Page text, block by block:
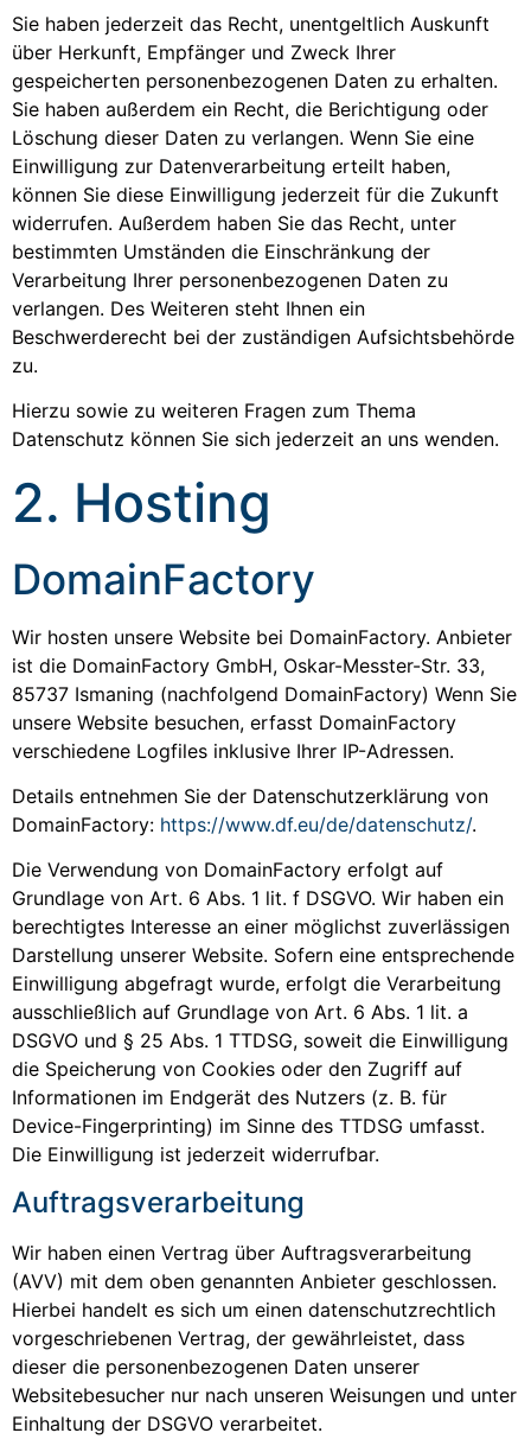
Sie haben jederzeit das Recht, unentgeltlich Auskunft
über Herkunft, Empfänger und Zweck Ihrer
gespeicherten personenbezogenen Daten zu erhalten.
Sie haben außerdem ein Recht, die Berichtigung oder
Löschung dieser Daten zu verlangen. Wenn Sie eine
Einwilligung zur Datenverarbeitung erteilt haben,
können Sie diese Einwilligung jederzeit für die Zukunft
widerrufen. Außerdem haben Sie das Recht, unter
bestimmten Umständen die Einschränkung der
Verarbeitung Ihrer personenbezogenen Daten zu
verlangen. Des Weiteren steht Ihnen ein
Beschwerderecht bei der zuständigen Aufsichtsbehörde
zu.
Hierzu sowie zu weiteren Fragen zum Thema
Datenschutz können Sie sich jederzeit an uns wenden.
2. Hosting
DomainFactory
Wir hosten unsere Website bei DomainFactory. Anbieter
ist die DomainFactory GmbH, Oskar-Messter-Str. 33,
85737 Ismaning (nachfolgend DomainFactory) Wenn Sie
unsere Website besuchen, erfasst DomainFactory
verschiedene Logfiles inklusive Ihrer IP-Adressen.
Details entnehmen Sie der Datenschutzerklärung von
DomainFactory: https://www.df.eu/de/datenschutz/.
Die Verwendung von DomainFactory erfolgt auf
Grundlage von Art. 6 Abs. 1 lit. f DSGVO. Wir haben ein
berechtigtes Interesse an einer möglichst zuverlässigen
Darstellung unserer Website. Sofern eine entsprechende
Einwilligung abgefragt wurde, erfolgt die Verarbeitung
ausschließlich auf Grundlage von Art. 6 Abs. 1 lit. a
DSGVO und § 25 Abs. 1 TTDSG, soweit die Einwilligung
die Speicherung von Cookies oder den Zugriff auf
Informationen im Endgerät des Nutzers (z. B. für
Device-Fingerprinting) im Sinne des TTDSG umfasst.
Die Einwilligung ist jederzeit widerrufbar.
Auftragsverarbeitung
Wir haben einen Vertrag über Auftragsverarbeitung
(AVV) mit dem oben genannten Anbieter geschlossen.
Hierbei handelt es sich um einen datenschutzrechtlich
vorgeschriebenen Vertrag, der gewährleistet, dass
dieser die personenbezogenen Daten unserer
Websitebesucher nur nach unseren Weisungen und unter
Einhaltung der DSGVO verarbeitet.